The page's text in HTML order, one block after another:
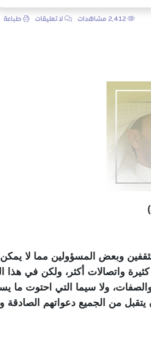
لا تعليقات طباعة
وبعض المسؤولين مما لا يمكن
واتصالات أكثر، ولكن في هذا
ولا سيما التي احتوت ما
من الجميع دعواتهم الصادقة